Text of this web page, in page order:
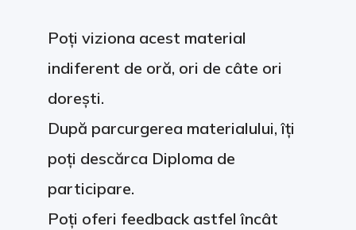
Poți viziona acest material
indiferent de oră, ori de câte ori
dorești.
După parcurgerea materialului, îți
poți descărca Diploma de
participare.
Poți oferi feedback astfel încât